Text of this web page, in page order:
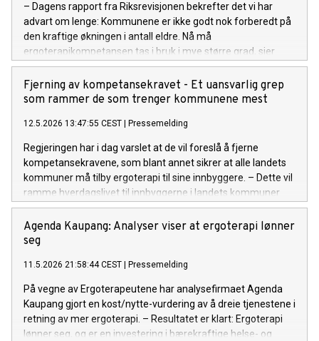
– Dagens rapport fra Riksrevisjonen bekrefter det vi har
advart om lenge: Kommunene er ikke godt nok forberedt på
den kraftige økningen i antall eldre. Nå må
ergoterapikompetansen tas i bruk i mye større grad, sier
forbundsleder i Ergoterapeutene, Tove Holst Skyer.
Fjerning av kompetansekravet - Et uansvarlig grep
som rammer de som trenger kommunene mest
12.5.2026 13:47:55 CEST Pressemelding
Regjeringen har i dag varslet at de vil foreslå å fjerne
kompetansekravene, som blant annet sikrer at alle landets
kommuner må tilby ergoterapi til sine innbyggere. – Dette vil
ramme hverdagslivet til innbyggerne i landets kommuner
generelt, men særlig eldre og de med ulike
funksjonsnedsettelser, sier forbundsleder i Norsk
Ergoterapeutforbund, Tove Holst Skyer.
Agenda Kaupang: Analyser viser at ergoterapi lønner
seg
11.5.2026 21:58:44 CEST Pressemelding
På vegne av Ergoterapeutene har analysefirmaet Agenda
Kaupang gjort en kost/nytte-vurdering av å dreie tjenestene i
retning av mer ergoterapi. – Resultatet er klart: Ergoterapi
lønner seg, og er en investering i bærekraftige helse- og